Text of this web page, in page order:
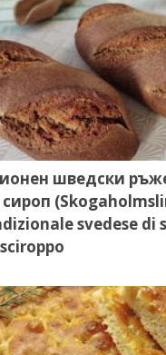
шведски
svedese di